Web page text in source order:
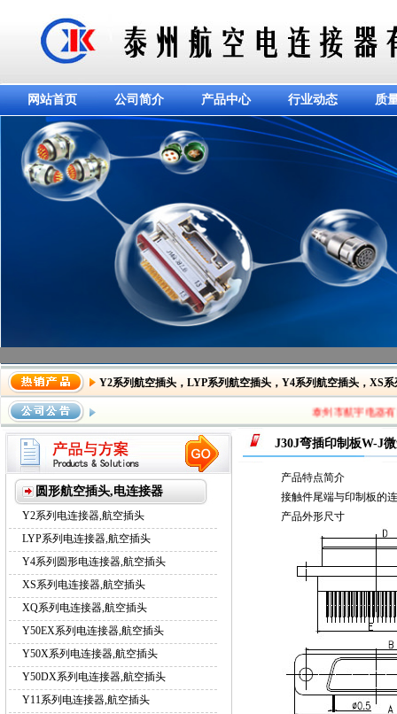
网站首页 公司简介 产品中心 行业动态 质
dddddddddddd
Y2系列航空插头 ， LYP系列航空插头 ， Y4系列航空插头 ， XS系
XC系列航空插头，CXCH
系列航空插头
泰州市航宇电器有限
圆形航空插头,电连接器
Y2系列电连接器,航空插头
LYP系列电连接器,航空插头
Y4系列圆形电连接器,航空插头
XS系列电连接器,航空插头
XQ系列电连接器,航空插头
Y50EX系列电连接器,航空插头
Y50X系列电连接器,航空插头
Y50DX系列电连接器,航空插头
Y11系列电连接器,航空插头
J30J弯插印制板W-J
产品特点简介
接触件尾端与印制板的
产品外形尺寸